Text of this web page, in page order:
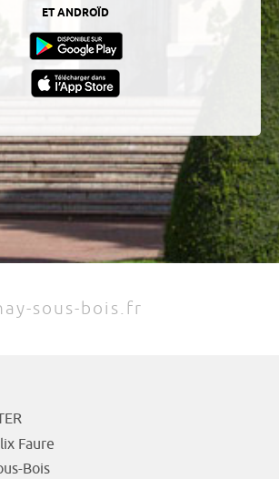
ET ANDROÏD
sous-bois.fr
Faure
Bois